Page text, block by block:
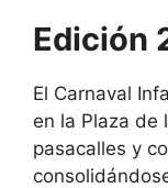
Edición
El Carnaval
en la Plaza de
pasacalles y